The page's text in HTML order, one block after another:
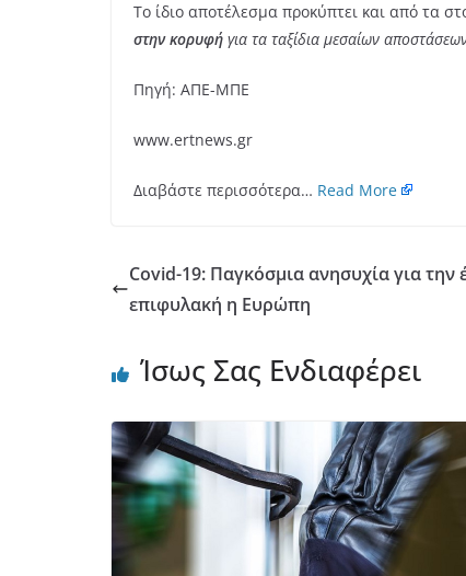
Το ίδιο αποτέλεσμα προκύπτει και από τα
στην κορυφή για τα ταξίδια μεσαίων
Πηγή: ΑΠΕ-ΜΠΕ
www.ertnews.gr
Διαβάστε περισσότερα… Read More
Covid-19: Παγκόσμια ανησυχία για την
επιφυλακή η Ευρώπη
Ίσως Σας Ενδιαφέρει